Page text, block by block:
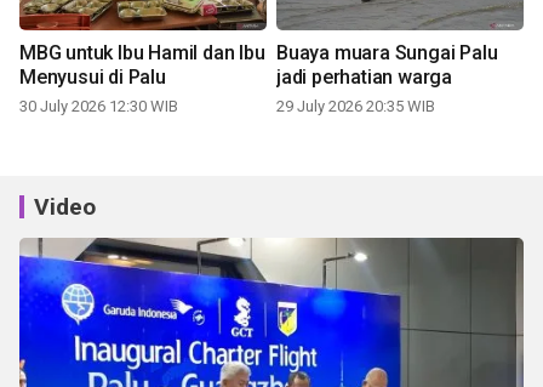
MBG untuk Ibu Hamil dan Ibu
Menyusui di Palu
30 July 2026 12:30 WIB
Buaya muara Sungai Palu
jadi perhatian warga
29 July 2026 20:35 WIB
Video